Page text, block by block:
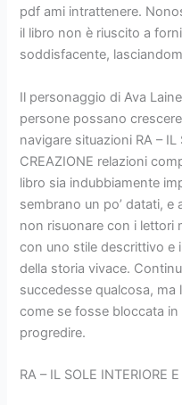
pdf ami intrattenere.
il libro non è riuscito a
soddisfacente,
Il personaggio di Ava
persone possano
navigare situazioni RA – IL
CREAZIONE relazioni
libro sia indubbiamente
sembrano un po’ datati,
non risuonare con i lettori
con uno stile descrittivo e
della storia vivace.
succedesse qualcosa,
come se fosse bloccata
progredire.
RA – IL SOLE INTERIORE